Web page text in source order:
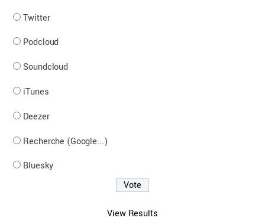
Twitter
Podcloud
Soundcloud
iTunes
Deezer
Recherche (Google...)
Bluesky
View Results